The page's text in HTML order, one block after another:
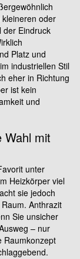
oder
der Eindruck
Platz und
industriellen Stil
eher in Richtung
ist kein
und
Wahl mit
unter
Heizkörper viel
sie jedoch
Anthrazit
Sie unsicher
– nur
Raumkonzept